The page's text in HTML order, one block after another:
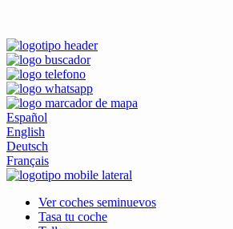
Español
English
Deutsch
Français
Ver coches seminuevos
Tasa tu coche